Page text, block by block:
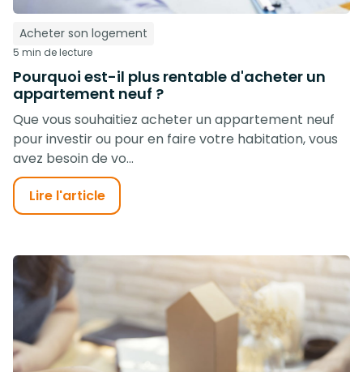
Acheter son logement
5 min de lecture
Pourquoi est-il plus rentable d'acheter un
appartement neuf ?
Que vous souhaitiez acheter un appartement neuf
pour investir ou pour en faire votre habitation, vous
avez besoin de vo...
Lire l'article